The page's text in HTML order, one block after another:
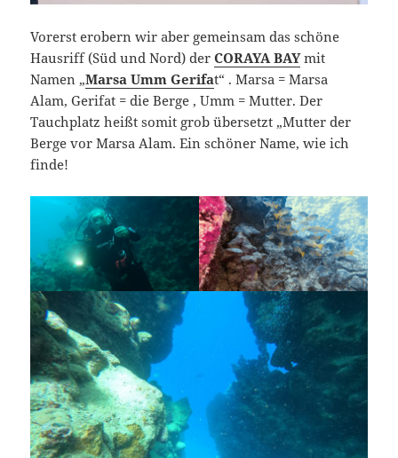
Vorerst erobern wir aber gemeinsam das schöne
Hausriff (Süd und Nord) derCORAYA BAYmit
Namen „Marsa Umm Gerifat“ . Marsa = Marsa
Alam, Gerifat = die Berge , Umm = Mutter. Der
Tauchplatz heißt somit grob übersetzt „Mutter der
Berge vor Marsa Alam. Ein schöner Name, wie ich
finde!